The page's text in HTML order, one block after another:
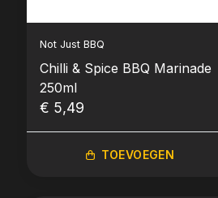
Not Just BBQ
Chilli & Spice BBQ Marinade
250ml
€ 5,49
TOEVOEGEN